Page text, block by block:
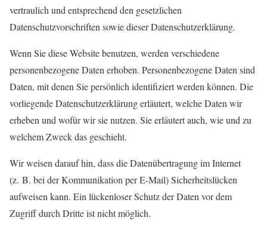
vertraulich und entsprechend den gesetzlichen
Datenschutzvorschriften sowie dieser Datenschutzerklärung.
Wenn Sie diese Website benutzen, werden verschiedene
personenbezogene Daten erhoben. Personenbezogene Daten sind
Daten, mit denen Sie persönlich identifiziert werden können. Die
vorliegende Datenschutzerklärung erläutert, welche Daten wir
erheben und wofür wir sie nutzen. Sie erläutert auch, wie und zu
welchem Zweck das geschieht.
Wir weisen darauf hin, dass die Datenübertragung im Internet
(z. B. bei der Kommunikation per E-Mail) Sicherheitslücken
aufweisen kann. Ein lückenloser Schutz der Daten vor dem
Zugriff durch Dritte ist nicht möglich.